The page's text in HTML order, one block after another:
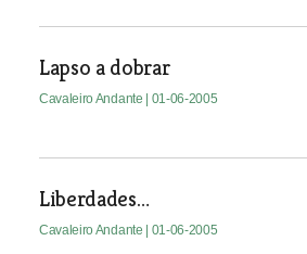
Lapso a dobrar
Cavaleiro Andante | 01-06-2005
Liberdades…
Cavaleiro Andante | 01-06-2005